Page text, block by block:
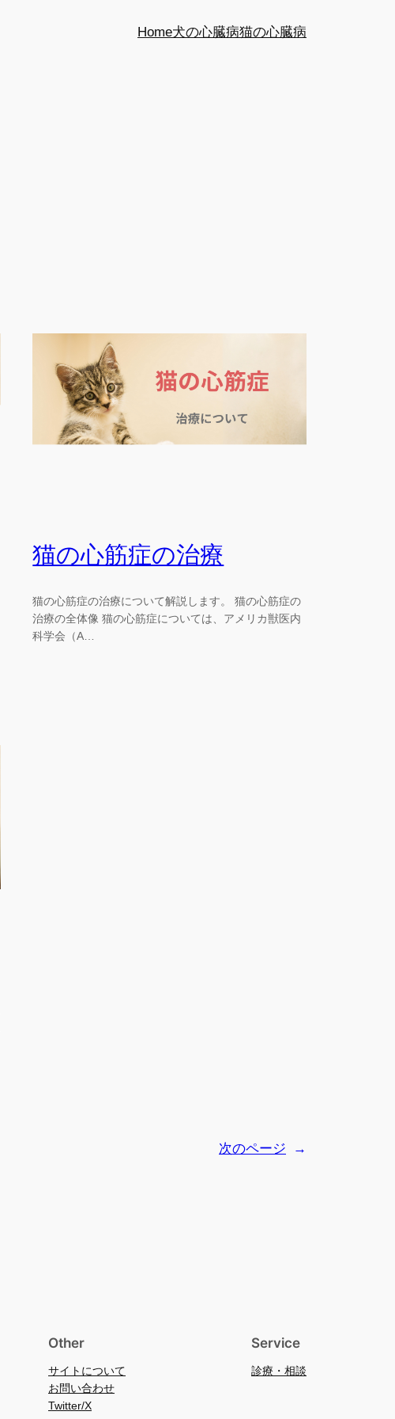
Home犬の心臓病猫の心臓病
猫の心筋症の治療
猫の心筋症の治療について解説します。 猫の心筋症の
治療の全体像 猫の心筋症については、アメリカ獣医内
科学会（A…
次のページ →
Other
サイトについて
お問い合わせ
Twitter/X
Service
診療・相談